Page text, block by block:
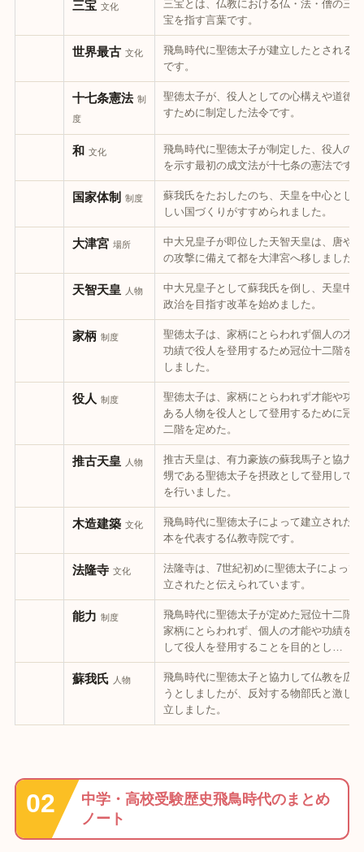
三宝 文化
三宝とは、仏教における仏・法・僧の三
宝を指す言葉です。
世界最古 文化
飛鳥時代に聖徳太子が建立したとされる
です。
十七条憲法 制
度
聖徳太子が、役人としての心構えや道徳
すために制定した法令です。
和 文化
飛鳥時代に聖徳太子が制定した、役人の
を示す最初の成文法が十七条の憲法です。
国家体制 制度
蘇我氏をたおしたのち、天皇を中心とし
しい国づくりがすすめられました。
大津宮 場所
中大兄皇子が即位した天智天皇は、唐や
の攻撃に備えて都を大津宮へ移しました。
天智天皇 人物
中大兄皇子として蘇我氏を倒し、天皇中
政治を目指す改革を始めました。
家柄 制度
聖徳太子は、家柄にとらわれず個人の才
功績で役人を登用するため冠位十二階を
しました。
役人 制度
聖徳太子は、家柄にとらわれず才能や功
ある人物を役人として登用するために冠
二階を定めた。
推古天皇 人物
推古天皇は、有力豪族の蘇我馬子と協力
甥である聖徳太子を摂政として登用して
を行いました。
木造建築 文化
飛鳥時代に聖徳太子によって建立された
本を代表する仏教寺院です。
法隆寺 文化
法隆寺は、7世紀初めに聖徳太子によって
立されたと伝えられています。
能力 制度
飛鳥時代に聖徳太子が定めた冠位十二階
家柄にとらわれず、個人の才能や功績を
して役人を登用することを目的とし…
蘇我氏 人物
飛鳥時代に聖徳太子と協力して仏教を広
うとしましたが、反対する物部氏と激し
立しました。
中学・高校受験歴史飛鳥時代のまとめ
ノート